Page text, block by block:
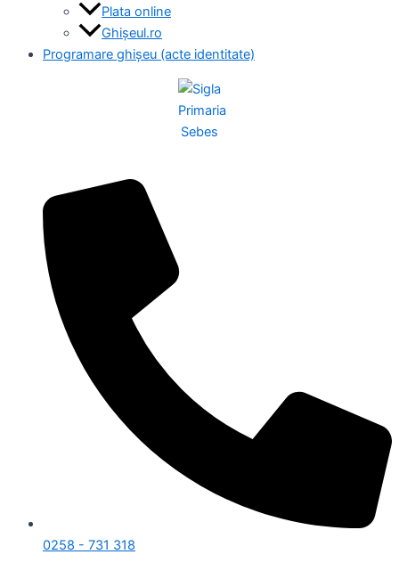
Plata online
Ghișeul.ro
Programare ghișeu (acte identitate)
0258 - 731 318